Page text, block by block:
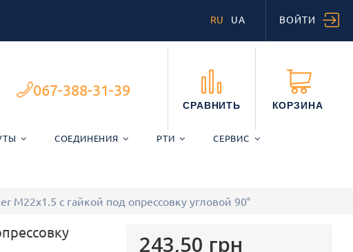
ВОЙТИ
RU UA
КОРЗИНА
СРАВНИТЬ
067-388-31-39
СОЕДИНЕНИЯ РТИ
СЕРВИС
М22х1.5 с гайкой под опрессовку угловой 90°
243,50 грн